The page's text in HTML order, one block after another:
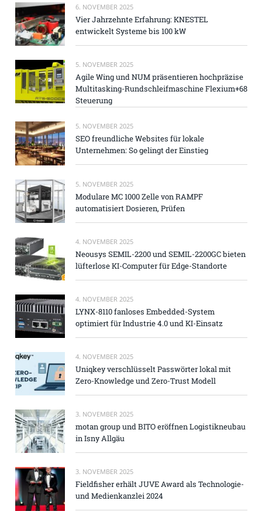
6. NOVEMBER 2025
Vier Jahrzehnte Erfahrung: KNESTEL
entwickelt Systeme bis 100 kW
5. NOVEMBER 2025
Agile Wing und NUM präsentieren hochpräzise
Multitasking-Rundschleifmaschine Flexium+68
Steuerung
5. NOVEMBER 2025
SEO freundliche Websites für lokale
Unternehmen: So gelingt der Einstieg
5. NOVEMBER 2025
Modulare MC 1000 Zelle von RAMPF
automatisiert Dosieren, Prüfen
4. NOVEMBER 2025
Neousys SEMIL-2200 und SEMIL-2200GC bieten
lüfterlose KI-Computer für Edge-Standorte
4. NOVEMBER 2025
LYNX-8110 fanloses Embedded-System
optimiert für Industrie 4.0 und KI-Einsatz
4. NOVEMBER 2025
Uniqkey verschlüsselt Passwörter lokal mit
Zero-Knowledge und Zero-Trust Modell
3. NOVEMBER 2025
motan group und BITO eröffnen Logistikneubau
in Isny Allgäu
3. NOVEMBER 2025
Fieldfisher erhält JUVE Award als Technologie-
und Medienkanzlei 2024